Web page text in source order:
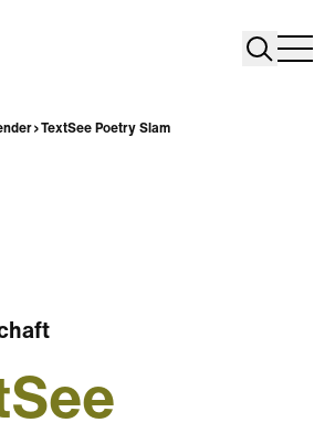
Search
TextSee Poetry Slam